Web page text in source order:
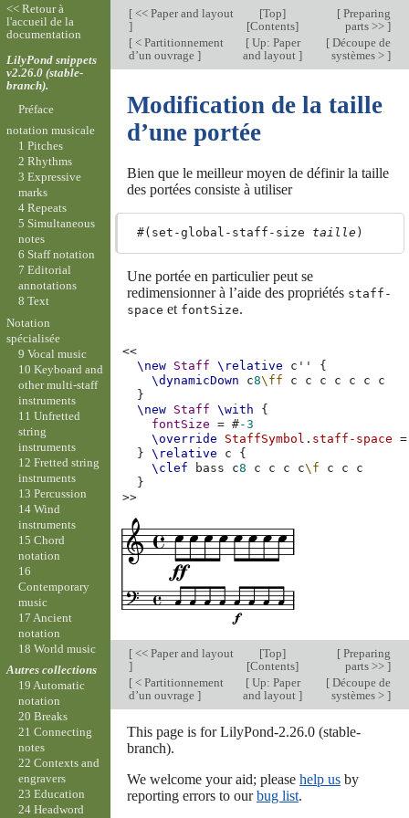
[<< Paper and layout
]
[Top]
[Contents]
[Preparing
parts >> ]
[< Partitionnement
d’un ouvrage ]
[Up: Paper
and layout]
[Découpe de
systèmes > ]
Modification de la taille
d’une portée
Bien que le meilleur moyen de définir la taille
des portées consiste à utiliser
#(set-global-staff-size taille
Une portée en particulier peut se
redimensionner à l’aide des propriétés staff-
space et fontSize.
<<
\new Staff \relative c''
{
\dynamicDown
c8\ff c c c c c c
c
}
\new Staff \with
{
fontSize
= #-3
\override
StaffSymbol . staff-space
=
}
\relative c
{
\clef
bass c8 c c c c\f c c
c
}
>>
[<< Paper and layout
]
[Top]
[Contents]
[Preparing
parts >> ]
[< Partitionnement
d’un ouvrage ]
[Up: Paper
and layout]
[Découpe de
systèmes > ]
This page is for LilyPond-2.26.0 (stable-
branch).
We welcome your aid; please help usby
reporting errors to ourbug list.
<< Retour à
l'accueil de la
documentation
LilyPond snippets
v2.26.0 (stable-
branch).
Préface
notation musicale
1 Pitches
2 Rhythms
3 Expressive
marks
4 Repeats
5 Simultaneous
notes
6 Staff notation
7 Editorial
annotations
8 Text
Notation
spécialisée
9 Vocal music
10 Keyboard and
other multi-staff
instruments
11 Unfretted
string
instruments
12 Fretted string
instruments
13 Percussion
14 Wind
instruments
15 Chord
notation
16
Contemporary
music
17 Ancient
notation
18 World music
Autres collections
19 Automatic
notation
20 Breaks
21 Connecting
notes
22 Contexts and
engravers
23 Education
24 Headword